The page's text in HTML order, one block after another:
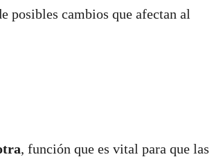
posibles cambios que afectan al
, función que es vital para que las